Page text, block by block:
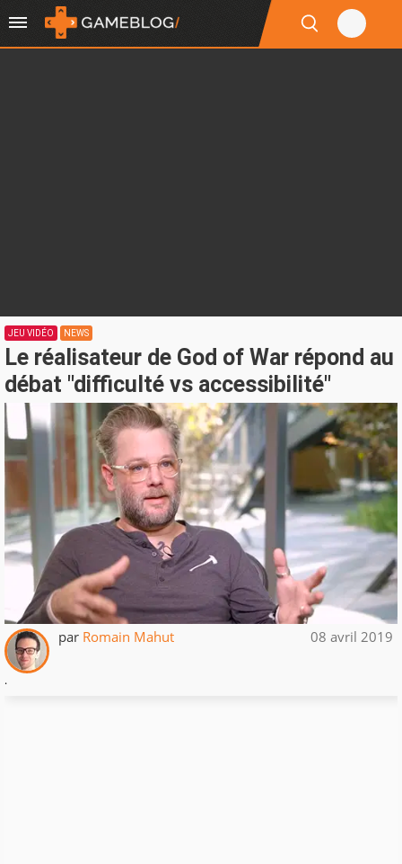
JEU VIDÉO NEWS
Le réalisateur de God of War répond au
débat "difficulté vs accessibilité"
par Romain Mahut 08 avril 2019
.